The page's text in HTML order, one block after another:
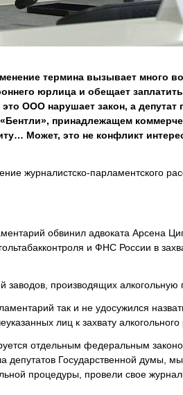
термина вызывает много
юрлица и обещает
ООО нарушает закон, а депутат
принадлежащем
Может, это не конфликт
журналистско-парламентского
обвинил адвоката Арсена
и ФНС России в
производящих алкогольную
так и не удосужился
лиц к захвату алкогольного
отдельным федеральным
депутатов Государственной думы,
процедуры, провели свое